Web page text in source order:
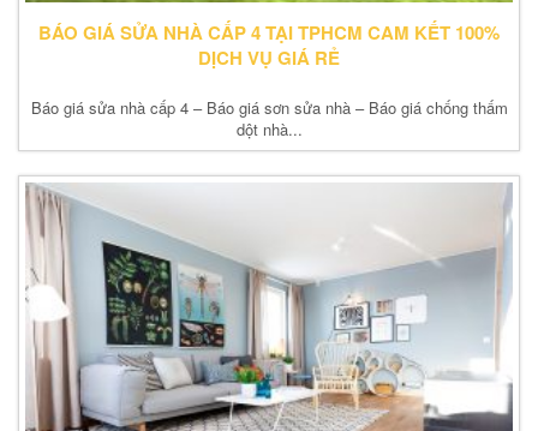
BÁO GIÁ SỬA NHÀ CẤP 4 TẠI TPHCM CAM KẾT 100%
DỊCH VỤ GIÁ RẺ
Báo giá sửa nhà cấp 4 – Báo giá sơn sửa nhà – Báo giá chống thấm
dột nhà...